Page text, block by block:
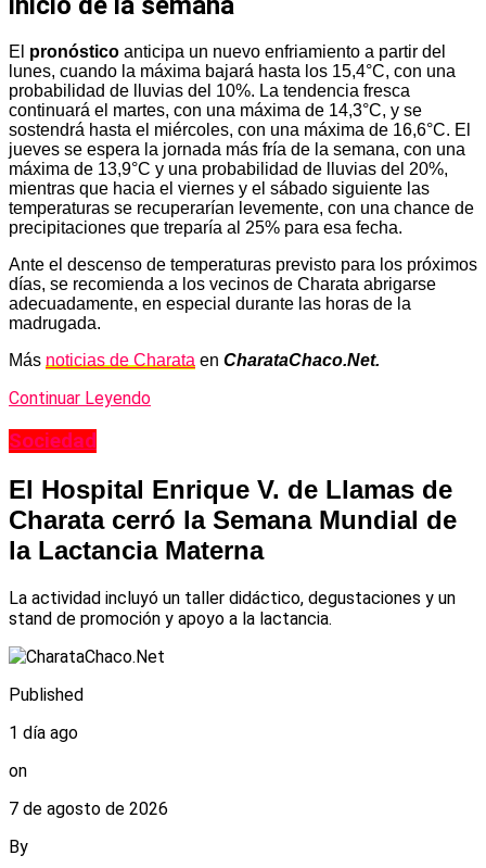
El pronóstico anticipa un nuevo enfriamiento a partir del
lunes, cuando la máxima bajará hasta los 15,4°C, con una
probabilidad de lluvias del 10%. La tendencia fresca
continuará el martes, con una máxima de 14,3°C, y se
sostendrá hasta el miércoles, con una máxima de 16,6°C. El
jueves se espera la jornada más fría de la semana, con una
máxima de 13,9°C y una probabilidad de lluvias del 20%,
mientras que hacia el viernes y el sábado siguiente las
temperaturas se recuperarían levemente, con una chance de
precipitaciones que treparía al 25% para esa fecha.
Ante el descenso de temperaturas previsto para los próximos
días, se recomienda a los vecinos de Charata abrigarse
adecuadamente, en especial durante las horas de la
madrugada.
Más noticias de Charata en CharataChaco.Net.
Continuar Leyendo
Sociedad
El Hospital Enrique V. de Llamas de
Charata cerró la Semana Mundial de
la Lactancia Materna
La actividad incluyó un taller didáctico, degustaciones y un
stand de promoción y apoyo a la lactancia.
Published
1 día ago
on
7 de agosto de 2026
By